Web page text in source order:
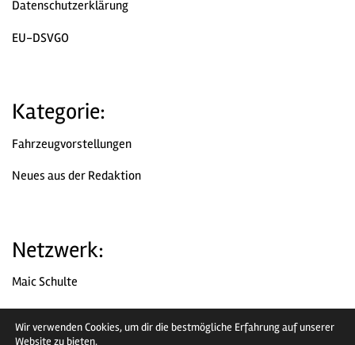
Wir verwenden Cookies, um dir die bestmögliche Erfahrung auf unserer
Website zu bieten.
Datenschutzerklärung
EU-DSVGO
Kategorie:
Fahrzeugvorstellungen
Neues aus der Redaktion
Netzwerk:
Maic Schulte